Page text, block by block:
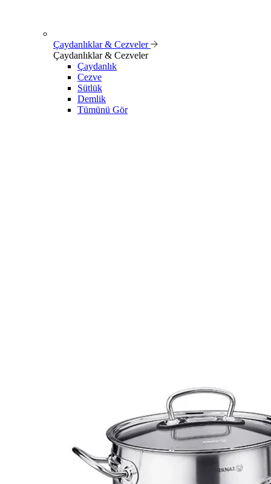
Çaydanlıklar & Cezveler
Çaydanlıklar & Cezveler
Çaydanlık
Cezve
Sütlük
Demlik
Tümünü Gör